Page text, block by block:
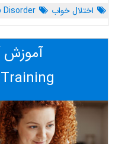
اختلال خواب Disorder
آموزش